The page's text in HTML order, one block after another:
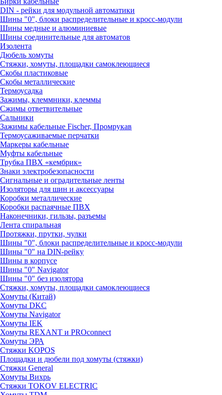
DIN - рейки для модульной автоматики
Шины "0", блоки распределительные и кросс-модули
Шины медные и алюминиевые
Шины соединительные для автоматов
Изолента
Дюбель хомуты
Стяжки, хомуты, площадки самоклеющиеся
Скобы пластиковые
Скобы металлические
Термоусадка
Зажимы, клеммники, клеммы
Сжимы ответвительные
Сальники
Зажимы кабельные Fischer, Промрукав
Термоусаживаемые перчатки
Маркеры кабельные
Муфты кабельные
Трубка ПВХ «кембрик»
Знаки электробезопасности
Сигнальные и оградительные ленты
Изоляторы для шин и аксессуары
Коробки металлические
Коробки распаячные ПВХ
Наконечники, гильзы, разъемы
Лента спиральная
Протяжки, прутки, чулки
Шины "0", блоки распределительные и кросс-модули
Шины "0" на DIN-рейку
Шины в корпусе
Шины "0" Navigator
Шины "0" без изолятора
Стяжки, хомуты, площадки самоклеющиеся
Хомуты (Китай)
Хомуты DKC
Хомуты Navigator
Хомуты IEK
Хомуты REXANT и PROconnect
Хомуты ЭРА
Стяжки KOPOS
Площадки и дюбели под хомуты (стяжки)
Стяжки General
Хомуты Вихрь
Стяжки TOKOV ELECTRIC